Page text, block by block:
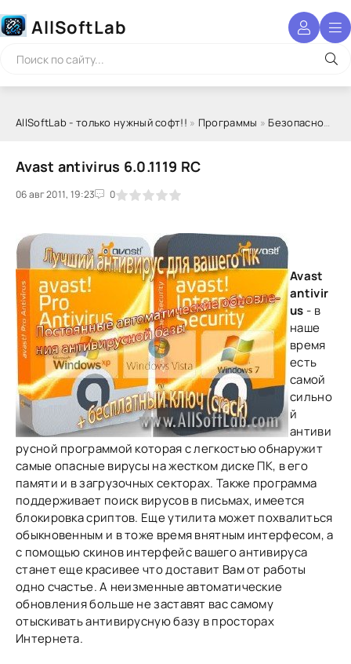
AllSoftLab
AllSoftLab - только нужный софт!! » Программы » Безопасность
Avast antivirus 6.0.1119 RC
06 авг 2011, 19:23 0
1 2 3 4 5
Avast
antivir
us - в
наше
время
есть
самой
сильно
й
антиви
русной программой которая с легкостью обнаружит
самые опасные вирусы на жестком диске ПК, в его
памяти и в загрузочных секторах. Также программа
поддерживает поиск вирусов в письмах, имеется
блокировка сриптов. Еще утилита может похвалиться
обыкновенным и в тоже время внятным интерфесом, а
с помощью скинов интерфейс вашего антивируса
станет еще красивее что доставит Вам от работы
одно счастье. А неизменные автоматические
обновления больше не заставят вас самому
отыскивать антивирусную базу в просторах
Интернета.